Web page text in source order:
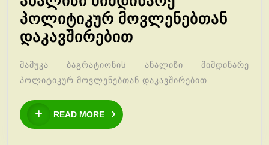
პოლიტიკურ მოვლენებთან
დაკავშირებით
ანალიზი
მიმდინარე
მამუკა ბაგრატიონის ანალიზი მიმდინარე
პოლიტიკურ მოვლენებთან დაკავშირებით
READ MORE
READ
MORE